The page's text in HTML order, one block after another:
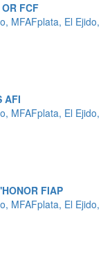
FCF
MFAFplata, El Ejido,
AFI
MFAFplata, El Ejido,
FIAP
MFAFplata, El Ejido,